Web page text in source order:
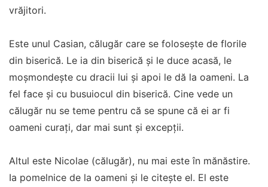
vrăjitori.
Este unul Casian, călugăr care se folosește de florile
din biserică. Le ia din biserică și le duce acasă, le
moșmondește cu dracii lui și apoi le dă la oameni. La
fel face și cu busuiocul din biserică. Cine vede un
călugăr nu se teme pentru că se spune că ei ar fi
oameni curați, dar mai sunt și excepții.
Altul este Nicolae (călugăr), nu mai este în mănăstire.
Ia pomelnice de la oameni și le citește el. El este